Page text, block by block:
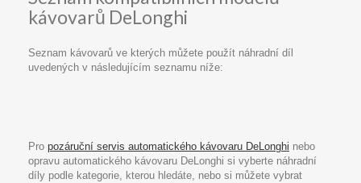
kávovarů DeLonghi
Seznam kávovarů ve kterých můžete použít náhradní díl
uvedených v následujícím seznamu níže:
Pro pozáruční servis automatického kávovaru DeLonghi nebo
opravu automatického kávovaru DeLonghi si vyberte náhradní
díly podle kategorie, kterou hledáte, nebo si můžete vybrat